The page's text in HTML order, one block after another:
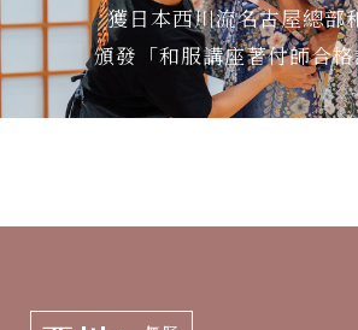
獲日本西川流名古屋總部
頒發「和服講座著付師合